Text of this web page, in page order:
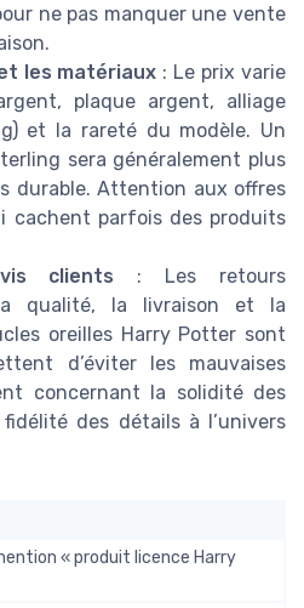
ne pas manquer une vente
les matériaux : Le prix varie
plaque argent, alliage
et la rareté du modèle. Un
sera généralement plus
durable. Attention aux offres
cachent parfois des produits
clients : Les retours
la qualité, la livraison et la
oreilles Harry Potter sont
d’éviter les mauvaises
concernant la solidité des
des détails à l’univers
« produit licence Harry